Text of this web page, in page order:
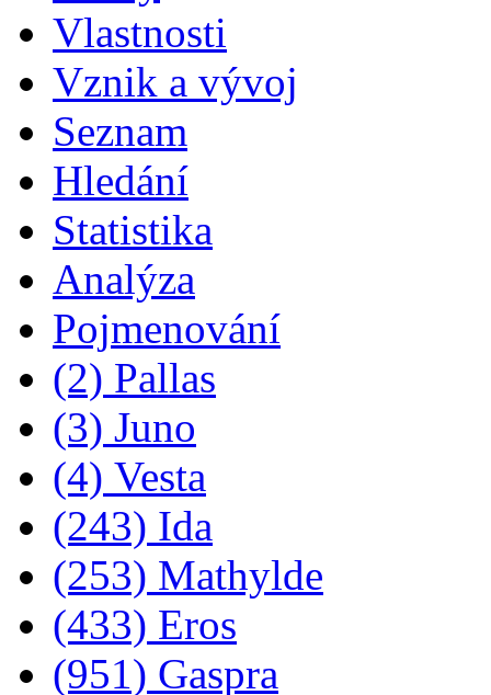
Vlastnosti
Vznik a vývoj
Seznam
Hledání
Statistika
Analýza
Pojmenování
(2) Pallas
(3) Juno
(4) Vesta
(243) Ida
(253) Mathylde
(433) Eros
(951) Gaspra